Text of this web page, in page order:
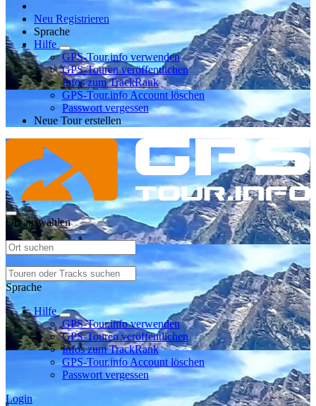
Neu Registrieren
Sprache
Hilfe
GPS-Tour.info verwenden
GPS-Touren veröffentlichen
Infos zum TrackRank
GPS-Tour.info Account löschen
Passwort vergessen
Neue Tour erstellen
Ort auswählen
Sprache
Hilfe
GPS-Tour.info verwenden
GPS-Touren veröffentlichen
Infos zum TrackRank
GPS-Tour.info Account löschen
Passwort vergessen
Login